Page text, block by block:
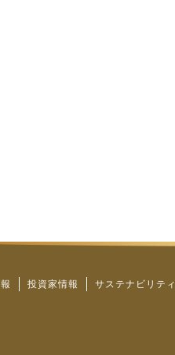
投資家情報 サステナビリティ